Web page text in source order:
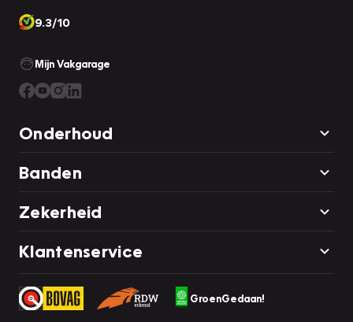
9.3/10
Mijn Vakgarage
Onderhoud
Banden
Zekerheid
Klantenservice
GroenGedaan!